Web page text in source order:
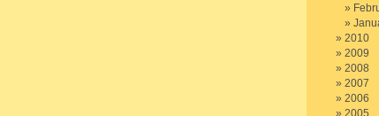
2010
2009
2008
2007
2006
2005